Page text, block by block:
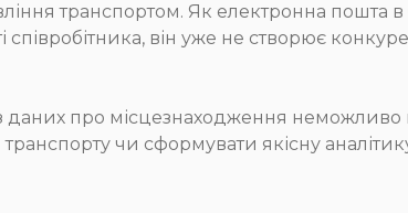
транспортом. Як електронна пошта в
співробітника, він уже не створює
даних про місцезнаходження
чи сформувати якісну